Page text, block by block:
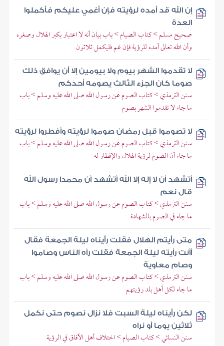
إن الله قد أمده لرؤيته فإن أغمي عليكم فأكملوا
العدة
صحيح مسلم > كتاب الصيام > باب بيان أنه لا اعتبار بكبر الهلال وصغره
وأن الله تعالى أمده للرؤية فإن غم فليكمل ثلاثون
لا تقدموا الشهر بيوم ولا بيومين إلا أن يوافق ذلك
صوما كان الجزء الثالث يصومه أحدكم
سنن الترمذي > كتاب الصوم عن رسول الله صلى الله عليه وسلم > باب
ما جاء لا تقدموا الشهر بصوم
لا تصوموا قبل رمضان صوموا لرؤيته وأفطروا لرؤيته
سنن الترمذي > كتاب الصوم عن رسول الله صلى الله عليه وسلم > باب
ما جاء أن الصوم لرؤية الهلال والإفطار له
أتشهد أن لا إله إلا الله أتشهد أن محمدا رسول الله
قال نعم
سنن الترمذي > كتاب الصوم عن رسول الله صلى الله عليه وسلم > باب
ما جاء في الصوم بالشهادة
متى رأيتم الهلال فقلت رأيناه ليلة الجمعة فقال
أأنت رأيته ليلة الجمعة فقلت رآه الناس وصاموا
وصام معاوية
سنن الترمذي > كتاب الصوم عن رسول الله صلى الله عليه وسلم > باب
ما جاء لكل أهل بلد رؤيتهم
لكن رأيناه ليلة السبت فلا نزال نصوم حتى نكمل
ثلاثين يوما أو نراه
سنن النسائي > كتاب الصيام > اختلاف أهل الآفاق في الرؤية